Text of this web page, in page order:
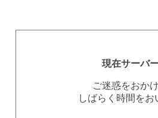
現在サーバ
ご迷惑をおか
しばらく時間を